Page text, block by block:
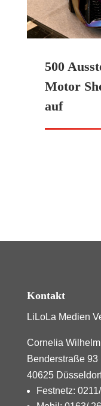
500
Motor
auf
Kontakt
LiLoLa Medien
Cornelia Wilhelm
Benderstraße 93
40625
Festnetz: